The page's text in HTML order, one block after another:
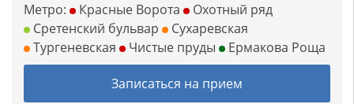
Метро:
Красные Ворота
Охотный ряд
Сретенский бульвар
Сухаревская
Тургеневская
Чистые пруды Ермакова Роща
Записаться на прием